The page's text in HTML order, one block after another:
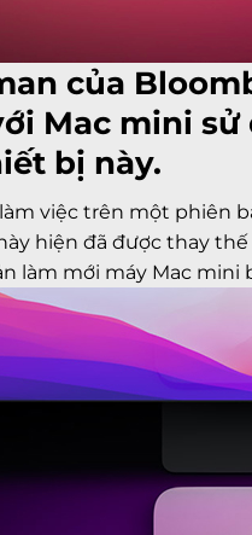
của
Mac mini
bị này.
việc trên một phiên
hiện đã được thay
làm mới máy Mac mini